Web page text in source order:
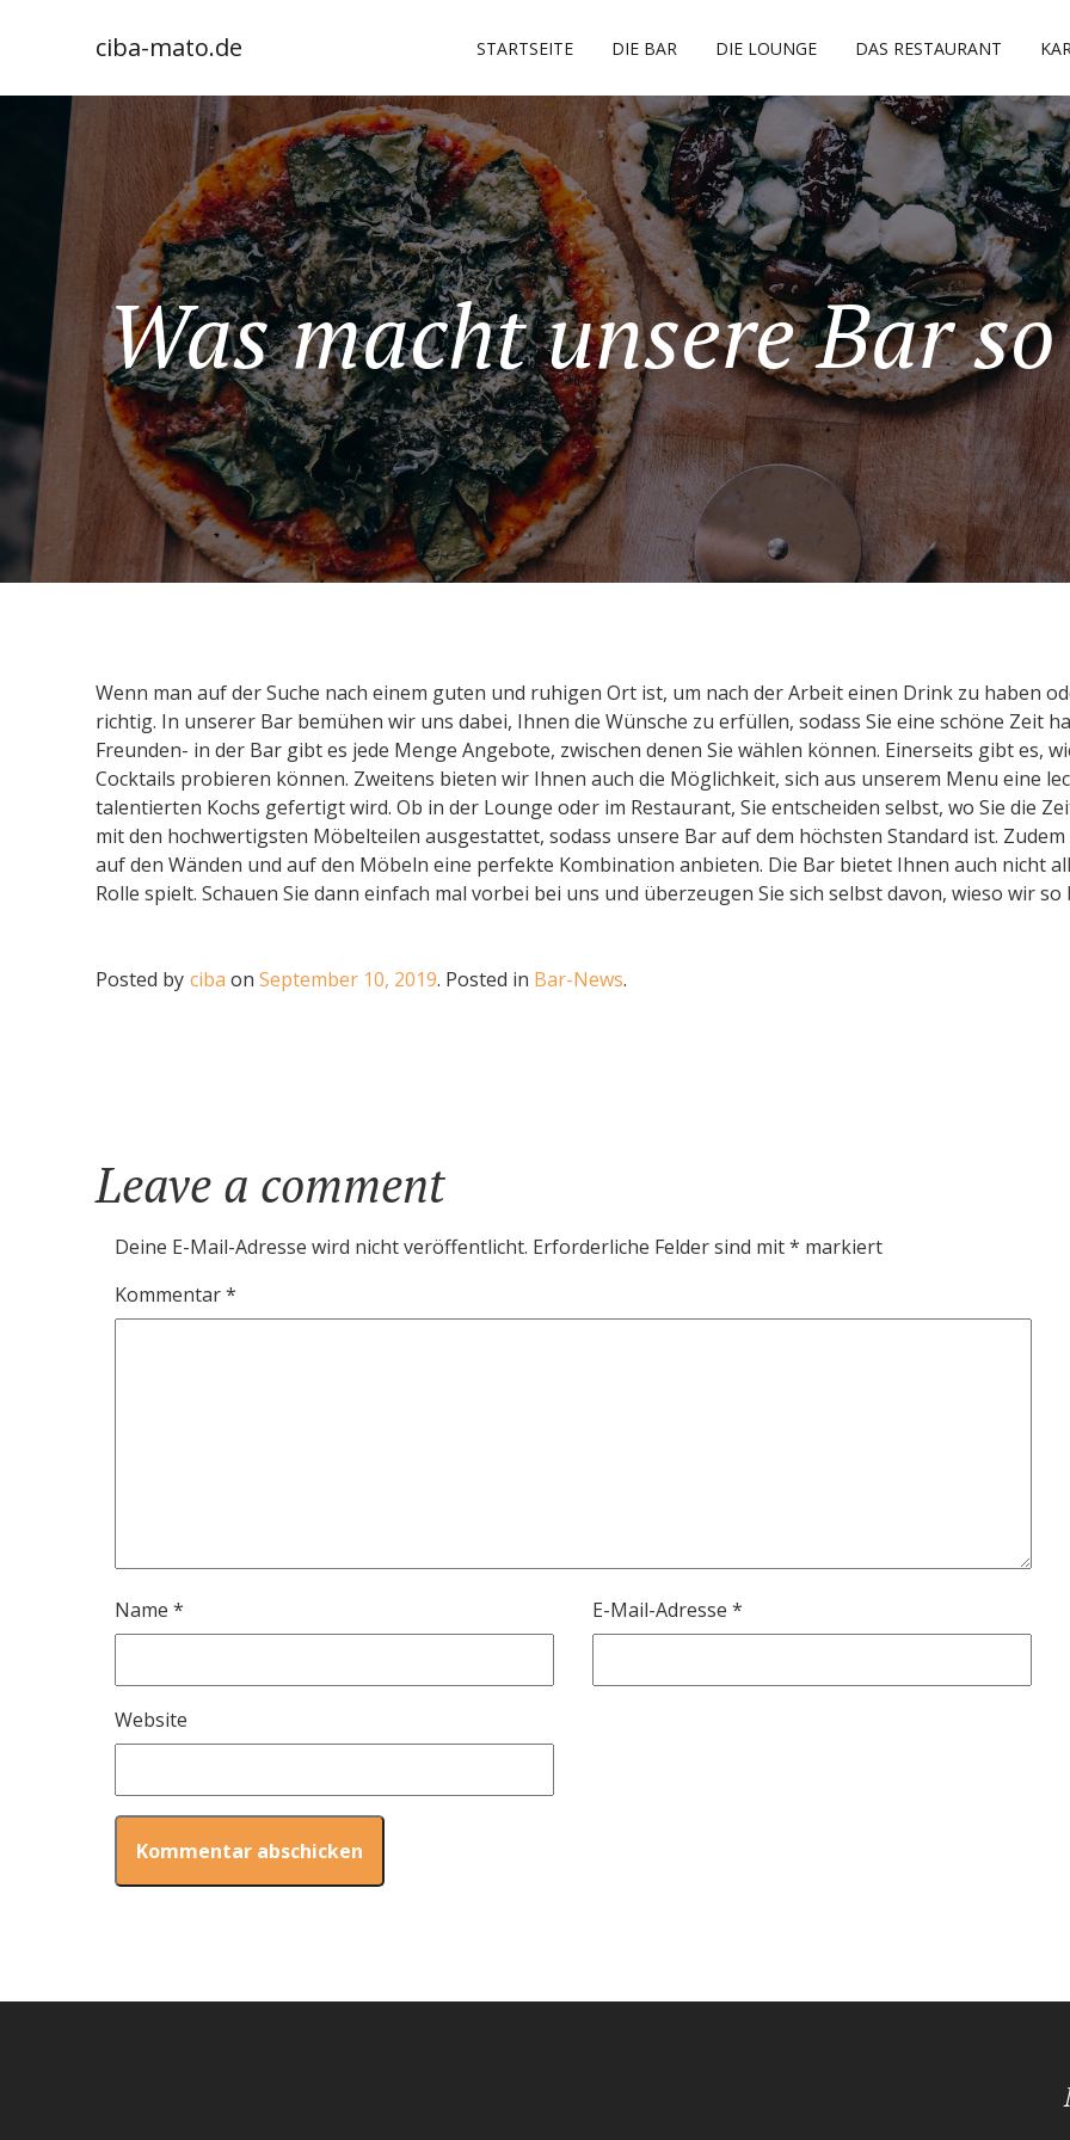
ciba-mato.de STARTSEITE DIE BAR DIE LOUNGE DAS RESTAURANT
Was macht unsere Bar
Wenn man auf der Suche nach einem guten und ruhigen Ort ist, um nach der Arbeit einen Drink zu haben
richtig. In unserer Bar bemühen wir uns dabei, Ihnen die Wünsche zu erfüllen, sodass Sie eine schöne Zeit
Freunden- in der Bar gibt es jede Menge Angebote, zwischen denen Sie wählen können. Einerseits gibt es,
Cocktails probieren können. Zweitens bieten wir Ihnen auch die Möglichkeit, sich aus unserem Menu eine
talentierten Kochs gefertigt wird. Ob in der Lounge oder im Restaurant, Sie entscheiden selbst, wo Sie die
mit den hochwertigsten Möbelteilen ausgestattet, sodass unsere Bar auf dem höchsten Standard ist.
auf den Wänden und auf den Möbeln eine perfekte Kombination anbieten. Die Bar bietet Ihnen auch nicht
Rolle spielt. Schauen Sie dann einfach mal vorbei bei uns und überzeugen Sie sich selbst davon, wieso wir so
Posted by ciba on September 10, 2019. Posted in Bar-News.
Leave a comment
Deine E-Mail-Adresse wird nicht veröffentlicht. Erforderliche Felder sind mit* markiert
Kommentar*
Name * E-Mail-Adresse *
Website